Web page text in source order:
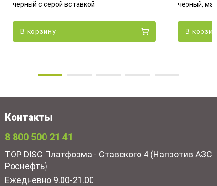
черный с серой вставкой
В корзину
черный,
В
Контакты
8 800 500 21 41
TOP DISC Платформа - Ставского 4 (Напротив АЗС
Роснефть)
Ежедневно 9.00-21.00